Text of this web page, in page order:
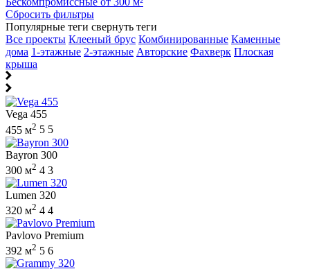
Сбросить фильтры
Популярные теги свернуть теги
Все проекты Клееный брус Комбинированные Каменные
дома 1-этажные 2-этажные Авторские Фахверк Плоская
крыша
Vega 455
455 м2 5 5
Bayron 300
300 м2 4 3
Lumen 320
320 м2 4 4
Pavlovo Premium
392 м2 5 6